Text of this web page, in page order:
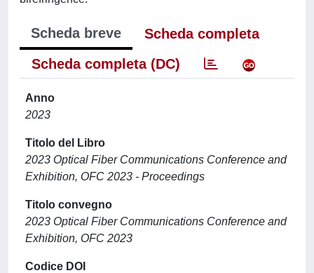
Scheda breve
Scheda completa
Scheda completa (DC)
Anno
2023
Titolo del Libro
2023 Optical Fiber Communications Conference and
Exhibition, OFC 2023 - Proceedings
Titolo convegno
2023 Optical Fiber Communications Conference and
Exhibition, OFC 2023
Codice DOI